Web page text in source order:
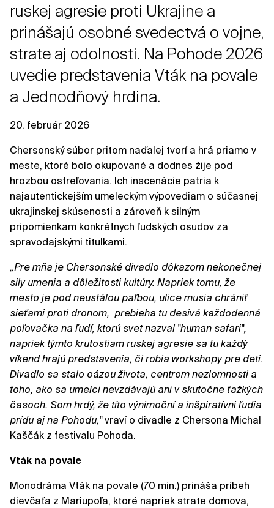
ruskej agresie proti Ukrajine a
prinášajú osobné svedectvá o vojne,
strate aj odolnosti. Na Pohode 2026
uvedie predstavenia Vták na povale
a Jednodňový hrdina.
20. február 2026
Chersonský súbor pritom naďalej tvorí a hrá priamo v
meste, ktoré bolo okupované a dodnes žije pod
hrozbou ostreľovania. Ich inscenácie patria k
najautentickejším umeleckým výpovediam o súčasnej
ukrajinskej skúsenosti a zároveň k silným
pripomienkam konkrétnych ľudských osudov za
spravodajskými titulkami.
„Pre mňa je Chersonské divadlo dôkazom nekonečnej
sily umenia a dôležitosti kultúry. Napriek tomu, že
mesto je pod neustálou paľbou, ulice musia chrániť
sieťami proti dronom, prebieha tu desivá každodenná
poľovačka na ľudí, ktorú svet nazval "human safari",
napriek týmto krutostiam ruskej agresie sa tu každý
víkend hrajú predstavenia, či robia workshopy pre deti.
Divadlo sa stalo oázou života, centrom nezlomnosti a
toho, ako sa umelci nevzdávajú ani v skutočne ťažkých
časoch. Som hrdý, že títo výnimoční a inšpiratívni ľudia
prídu aj na Pohodu,"vraví o divadle z Chersona Michal
Kaščák z festivalu Pohoda.
Vták na povale
Monodráma Vták na povale (70 min.) prináša príbeh
dievčaťa z Mariupoľa, ktoré napriek strate domova,